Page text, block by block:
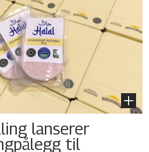
lanserer
til